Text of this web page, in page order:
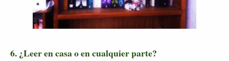
6. ¿Leer en casa o en cualquier parte?